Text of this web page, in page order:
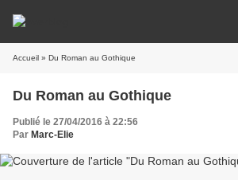
Accueil » Du Roman au Gothique
Du Roman au Gothique
Publié le 27/04/2016 à 22:56
Par Marc-Elie